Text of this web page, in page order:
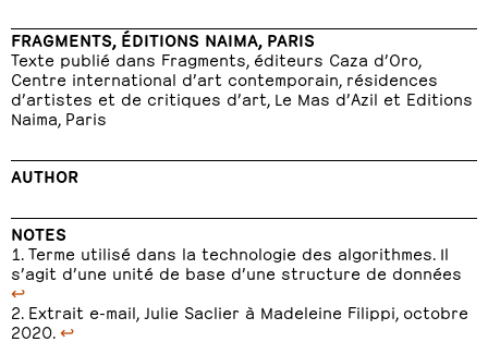
FRAGMENTS, ÉDITIONS NAIMA, PARIS
Texte publié dans Fragments, éditeurs Caza d’Oro,
Centre international d’art contemporain, résidences
d’artistes et de critiques d’art, Le Mas d’Azil et Editions
Naima, Paris
AUTHOR
NOTES
Terme utilisé dans la technologie des algorithmes. Il
s’agit d’une unité de base d’une structure de données
↩
Extrait e-mail, Julie Saclier à Madeleine Filippi, octobre
2020. ↩